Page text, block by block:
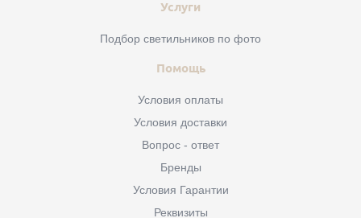
Услуги
Подбор светильников по фото
Помощь
Условия оплаты
Условия доставки
Вопрос - ответ
Бренды
Условия Гарантии
Реквизиты